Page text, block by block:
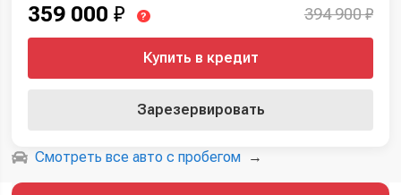
359 000 ₽ ? 394 900 ₽
Купить в кредит
Зарезервировать
Смотреть все авто с пробегом →